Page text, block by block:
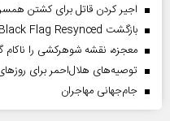
اجیر کردن قاتل برای کشتن
بازگشت Black Flag Resynced خبری جذاب برای دوستداران بازی
معجزه، نقشه شوهرکشی را
توصیه‌های هلال‌احمر برای
جام‌جهانی مهاجران